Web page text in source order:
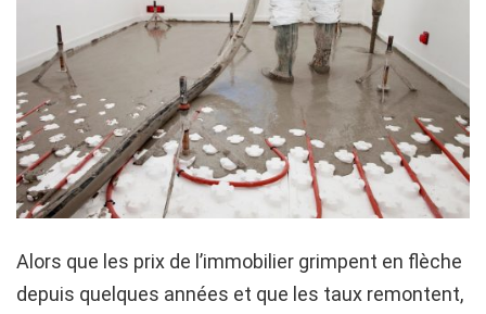
Alors que les prix de l’immobilier grimpent en flèche
depuis quelques années et que les taux remontent,